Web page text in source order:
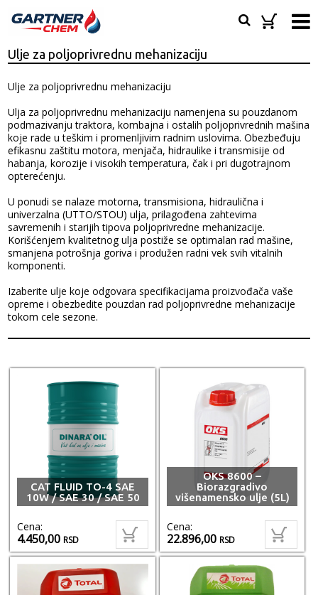
Ulje za poljoprivrednu mehanizaciju
Ulje za poljoprivrednu mehanizaciju
Ulja za poljoprivrednu mehanizaciju namenjena su pouzdanom
podmazivanju traktora, kombajna i ostalih poljoprivrednih mašina
koje rade u teškim i promenljivim radnim uslovima. Obezbeđuju
efikasnu zaštitu motora, menjača, hidraulike i transmisije od
habanja, korozije i visokih temperatura, čak i pri dugotrajnom
opterećenju.
U ponudi se nalaze motorna, transmisiona, hidraulična i
univerzalna (UTTO/STOU) ulja, prilagođena zahtevima
savremenih i starijih tipova poljoprivredne mehanizacije.
Korišćenjem kvalitetnog ulja postiže se optimalan rad mašine,
smanjena potrošnja goriva i produžen radni vek svih vitalnih
komponenti.
Izaberite ulje koje odgovara specifikacijama proizvođača vaše
opreme i obezbedite pouzdan rad poljoprivredne mehanizacije
tokom cele sezone.
CAT FLUID TO-4 SAE
10W / SAE 30 / SAE 50
Cena:
4.450,00RSD
OKS 8600 –
Biorazgradivo
višenamensko ulje (5L)
Cena:
22.896,00RSD